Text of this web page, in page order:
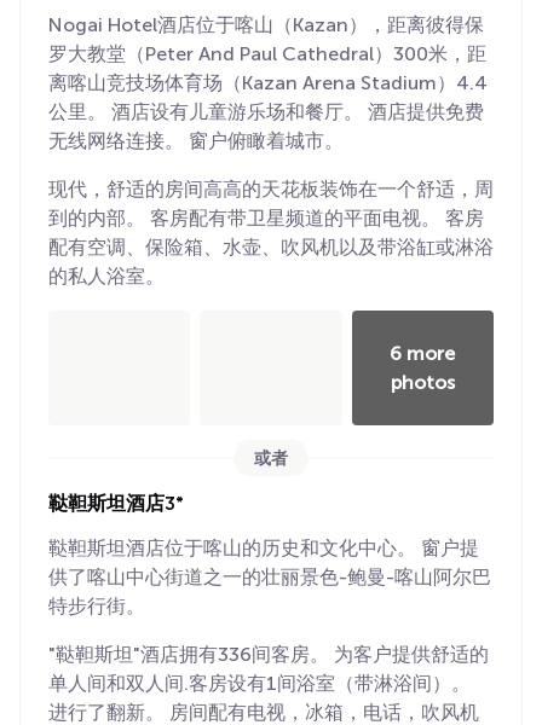
Nogai Hotel酒店位于喀山（Kazan），距离彼得保
罗大教堂（Peter And Paul Cathedral）300米，距
离喀山竞技场体育场（Kazan Arena Stadium）4.4
公里。 酒店设有儿童游乐场和餐厅。 酒店提供免费
无线网络连接。 窗户俯瞰着城市。
现代，舒适的房间高高的天花板装饰在一个舒适，周
到的内部。 客房配有带卫星频道的平面电视。 客房
配有空调、保险箱、水壶、吹风机以及带浴缸或淋浴
的私人浴室。
6 more
photos
或者
鞑靼斯坦酒店3*
鞑靼斯坦酒店位于喀山的历史和文化中心。 窗户提
供了喀山中心街道之一的壮丽景色-鲍曼-喀山阿尔巴
特步行街。
"鞑靼斯坦"酒店拥有336间客房。 为客户提供舒适的
单人间和双人间.客房设有1间浴室（带淋浴间）。
进行了翻新。 房间配有电视，冰箱，电话，吹风机